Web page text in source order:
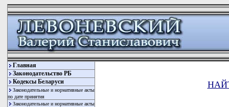
Главная
Законодательство РБ
Кодексы Беларуси
Законодательные и нормативные акты
по дате принятия
Законодательные и нормативные акты